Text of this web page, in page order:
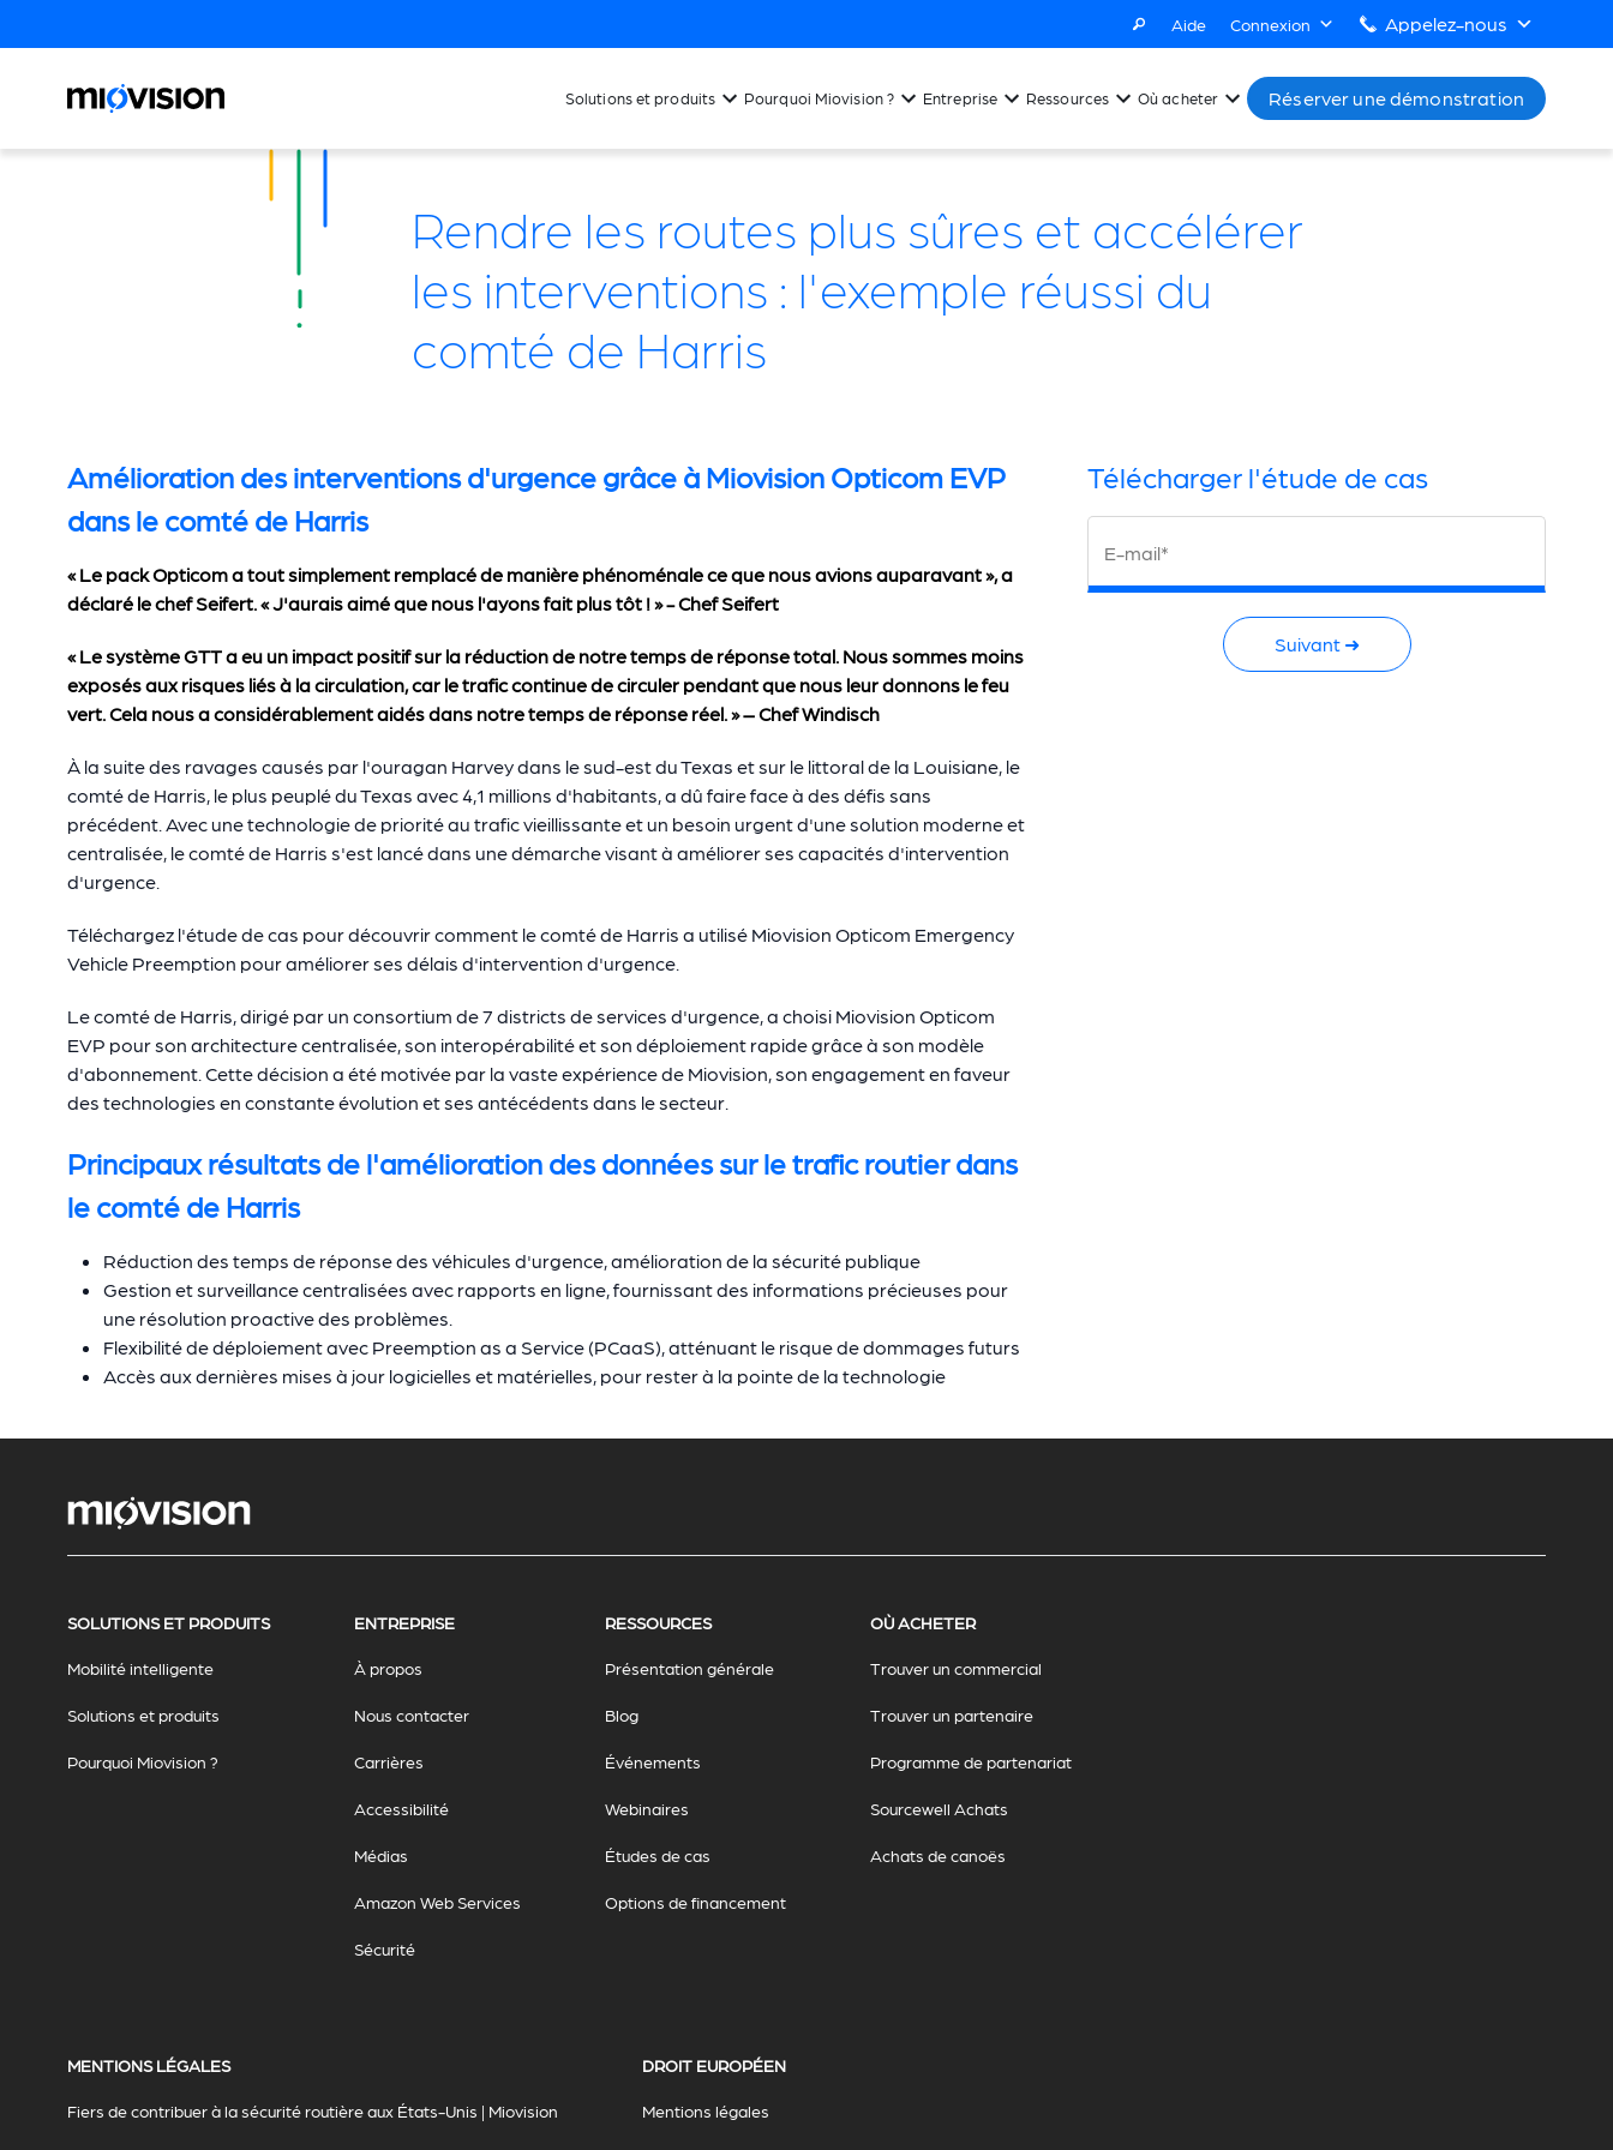
Aide Connexion Appelez-nous
Solutions et produits Pourquoi Miovision ? Entreprise Ressources Où acheter Réserver une démonstration
Rendre les routes plus sûres et accélérer
les interventions : l'exemple réussi du
comté de Harris
Amélioration des interventions d'urgence grâce à Miovision Opticom EVP
dans le comté de Harris
« Le pack Opticom a tout simplement remplacé de manière phénoménale ce que nous avions auparavant », a
déclaré le chef Seifert. « J'aurais aimé que nous l'ayons fait plus tôt ! » - Chef Seifert
« Le système GTT a eu un impact positif sur la réduction de notre temps de réponse total. Nous sommes moins
exposés aux risques liés à la circulation, car le trafic continue de circuler pendant que nous leur donnons le feu
vert. Cela nous a considérablement aidés dans notre temps de réponse réel. » – Chef Windisch
À la suite des ravages causés par l'ouragan Harvey dans le sud-est du Texas et sur le littoral de la Louisiane, le
comté de Harris, le plus peuplé du Texas avec 4,1 millions d'habitants, a dû faire face à des défis sans
précédent. Avec une technologie de priorité au trafic vieillissante et un besoin urgent d'une solution moderne et
centralisée, le comté de Harris s'est lancé dans une démarche visant à améliorer ses capacités d'intervention
d'urgence.
Téléchargez l'étude de cas pour découvrir comment le comté de Harris a utilisé Miovision Opticom Emergency
Vehicle Preemption pour améliorer ses délais d'intervention d'urgence.
Le comté de Harris, dirigé par un consortium de 7 districts de services d'urgence, a choisi Miovision Opticom
EVP pour son architecture centralisée, son interopérabilité et son déploiement rapide grâce à son modèle
d'abonnement. Cette décision a été motivée par la vaste expérience de Miovision, son engagement en faveur
des technologies en constante évolution et ses antécédents dans le secteur.
Principaux résultats de l'amélioration des données sur le trafic routier dans
le comté de Harris
Réduction des temps de réponse des véhicules d'urgence, amélioration de la sécurité publique
Gestion et surveillance centralisées avec rapports en ligne, fournissant des informations précieuses pour
une résolution proactive des problèmes.
Flexibilité de déploiement avec Preemption as a Service (PCaaS), atténuant le risque de dommages futurs
Accès aux dernières mises à jour logicielles et matérielles, pour rester à la pointe de la technologie
Télécharger l'étude de cas
E-mail*
Suivant ➜
SOLUTIONS ET PRODUITS
Mobilité intelligente
Solutions et produits
Pourquoi Miovision ?
ENTREPRISE
À propos
Nous contacter
Carrières
Accessibilité
Médias
Amazon Web Services
Sécurité
RESSOURCES
Présentation générale
Blog
Événements
Webinaires
Études de cas
Options de financement
OÙ ACHETER
Trouver un commercial
Trouver un partenaire
Programme de partenariat
Sourcewell Achats
Achats de canoës
MENTIONS LÉGALES
Fiers de contribuer à la sécurité routière aux États-Unis | Miovision
DROIT EUROPÉEN
Mentions légales